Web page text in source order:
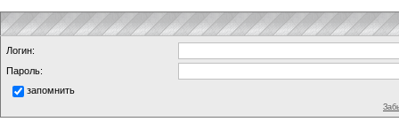
Логин:
Пароль:
запомнить